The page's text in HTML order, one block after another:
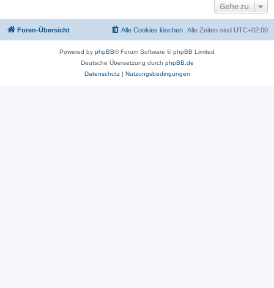
Gehe zu
Foren-Übersicht Alle Zeiten sind UTC+02:00
Alle Cookies löschen
Powered by phpBB® Forum Software © phpBB Limited
Deutsche Übersetzung durch phpBB.de
Datenschutz| Nutzungsbedingungen